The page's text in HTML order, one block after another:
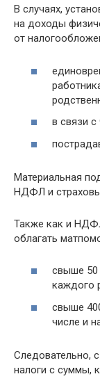
В случаях,
на доходы
от
в связи
Материальная
НДФЛ и
Также как и
облагать
свыше 50
каждого
свыше
числе и
Следовательно,
налоги с суммы,